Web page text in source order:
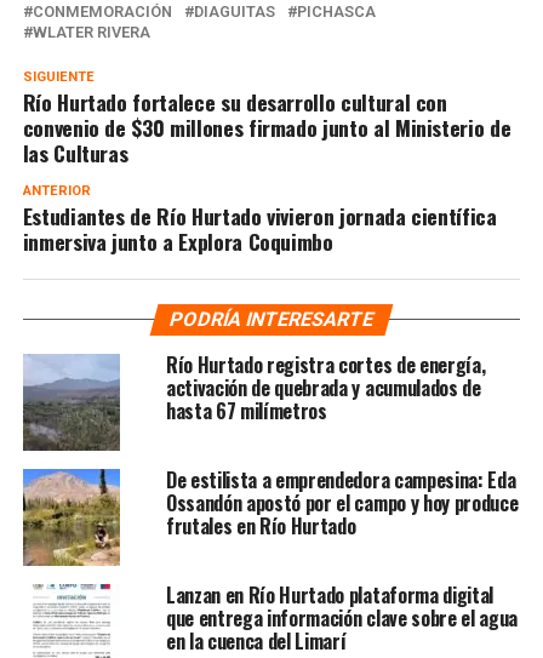
CONMEMORACIÓN
DIAGUITAS
PICHASCA
WLATER RIVERA
SIGUIENTE
Río Hurtado fortalece su desarrollo cultural con
convenio de $30 millones firmado junto al Ministerio de
las Culturas
ANTERIOR
Estudiantes de Río Hurtado vivieron jornada científica
inmersiva junto a Explora Coquimbo
PODRÍA INTERESARTE
Río Hurtado registra cortes de energía,
activación de quebrada y acumulados de
hasta 67 milímetros
De estilista a emprendedora campesina: Eda
Ossandón apostó por el campo y hoy produce
frutales en Río Hurtado
Lanzan en Río Hurtado plataforma digital
que entrega información clave sobre el agua
en la cuenca del Limarí